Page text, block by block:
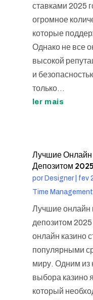
ставками 2025
огромное
которые
Однако не все
высокой
и
только...
ler mais
Лучшие
Депозитом
por Designer| fev
Time Management
Лучшие онлайн
депозитом
онлайн казино
популярными
миру. Одним из
выбора казино
который